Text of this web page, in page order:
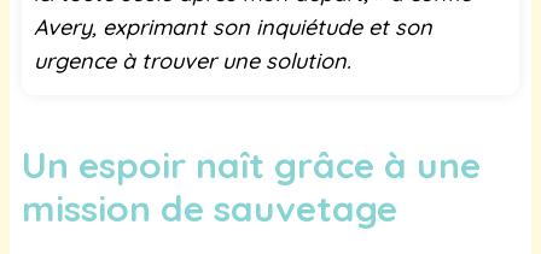
Avery, exprimant son inquiétude et son
urgence à trouver une solution.
Un espoir naît grâce à une
mission de sauvetage